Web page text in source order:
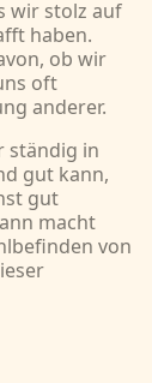
wir stolz auf
haben.
ob wir
oft
anderer.
ständig in
gut kann,
gut
macht
von